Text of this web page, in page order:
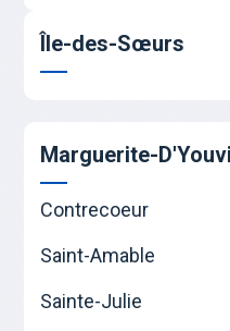
Île-des-Sœurs
Marguerite-
Contrecoeur
Saint-Amable
Sainte-Julie